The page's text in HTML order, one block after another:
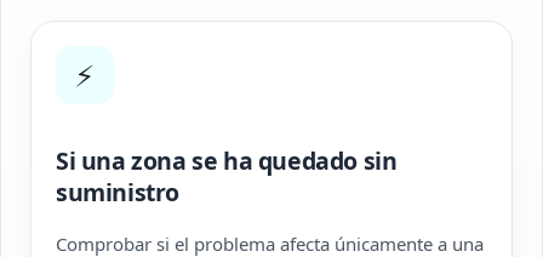
⚡
Si una zona se ha quedado sin
suministro
Comprobar si el problema afecta únicamente a una